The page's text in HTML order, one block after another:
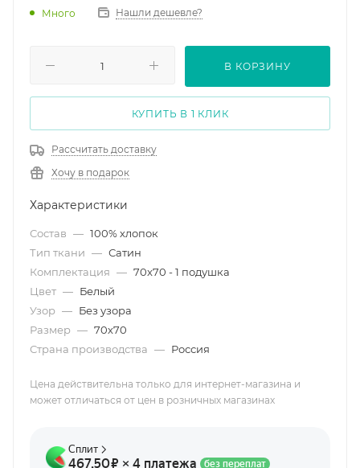
Много Нашли дешевле?
В КОРЗИНУ
КУПИТЬ В 1 КЛИК
Рассчитать доставку
Хочу в подарок
Характеристики
Состав — 100% хлопок
Тип ткани — Сатин
Комплектация — 70x70 - 1 подушка
Цвет — Белый
Узор — Без узора
Размер — 70х70
Страна производства — Россия
Цена действительна только для интернет-магазина и
может отличаться от цен в розничных магазинах